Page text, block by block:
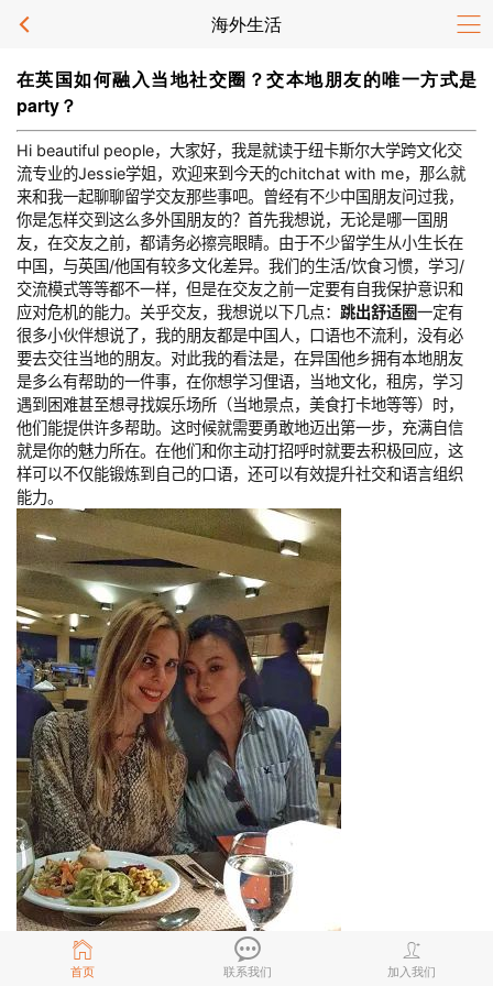
海外生活
首页 联系我们 加入我们
在英国如何融入当地社交圈？交本地朋友的唯一方式是
party？
Hi beautiful people，大家好，我是就读于纽卡斯尔大学跨文化交
流专业的Jessie学姐，欢迎来到今天的chitchat with me，那么就
来和我一起聊聊留学交友那些事吧。曾经有不少中国朋友问过我，
你是怎样交到这么多外国朋友的？首先我想说，无论是哪一国朋
友，在交友之前，都请务必擦亮眼睛。由于不少留学生从小生长在
中国，与英国/他国有较多文化差异。我们的生活/饮食习惯，学习/
交流模式等等都不一样，但是在交友之前一定要有自我保护意识和
应对危机的能力。关乎交友，我想说以下几点： 跳出舒适圈一定有
很多小伙伴想说了，我的朋友都是中国人，口语也不流利，没有必
要去交往当地的朋友。对此我的看法是，在异国他乡拥有本地朋友
是多么有帮助的一件事，在你想学习俚语，当地文化，租房，学习
遇到困难甚至想寻找娱乐场所（当地景点，美食打卡地等等）时，
他们能提供许多帮助。这时候就需要勇敢地迈出第一步，充满自信
就是你的魅力所在。在他们和你主动打招呼时就要去积极回应，这
样可以不仅能锻炼到自己的口语，还可以有效提升社交和语言组织
能力。